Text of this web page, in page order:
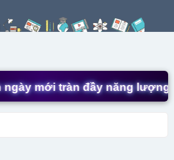
à
y
i
mới tràn đầy năng lượng! ✨